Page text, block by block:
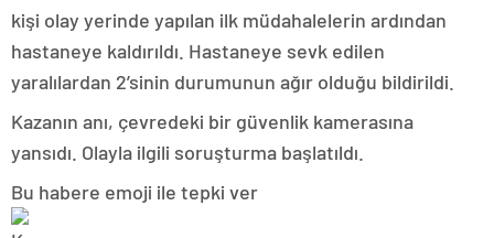
kişi olay yerinde yapılan ilk müdahalelerin ardından
hastaneye kaldırıldı. Hastaneye sevk edilen
yaralılardan 2’sinin durumunun ağır olduğu bildirildi.
Kazanın anı, çevredeki bir güvenlik kamerasına
yansıdı. Olayla ilgili soruşturma başlatıldı.
Bu habere emoji ile tepki ver